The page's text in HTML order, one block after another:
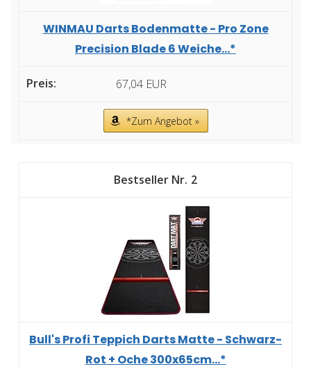
WINMAU Darts Bodenmatte - Pro Zone
Precision Blade 6 Weiche...*
67,04 EUR
*Zum Angebot »
2
Bull's Profi Teppich Darts Matte - Schwarz-
Rot + Oche 300x65cm...*